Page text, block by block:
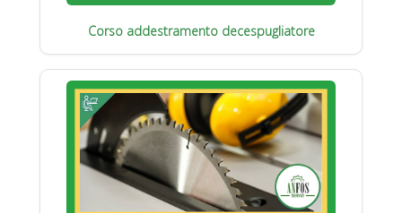
Corso addestramento decespugliatore